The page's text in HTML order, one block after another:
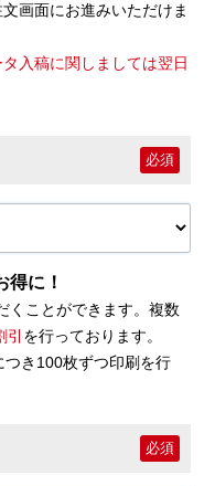
画面にお進みいただけま
入稿に関しましては翌日
必須
得に！
くことができます。複数
を行っております。
き100枚ずつ印刷を行
必須